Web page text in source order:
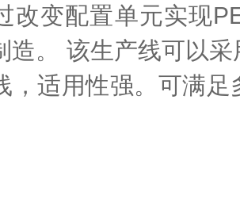
改变配置单元实现
造。 该生产线可以
，适用性强。可满